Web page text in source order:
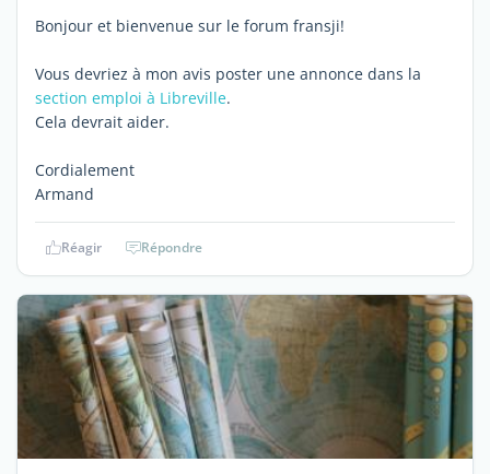
Bonjour et bienvenue sur le forum fransji!
Vous devriez à mon avis poster une annonce dans la
section emploi à Libreville.
Cela devrait aider.
Cordialement
Armand
Réagir Répondre